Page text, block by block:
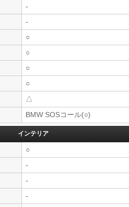
-
-
○
○
○
○
△
BMW SOSコール(○)
インテリア
○
-
-
-